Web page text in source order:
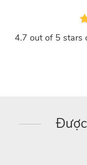
4.7 out of 5 stars